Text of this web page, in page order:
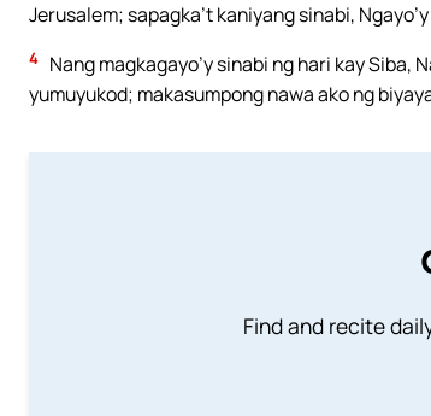
Jerusalem; sapagka’t kaniyang sinabi,
4 Nang magkagayo’y sinabi ng hari kay Siba,
yumuyukod; makasumpong nawa ako ng
Find and recite